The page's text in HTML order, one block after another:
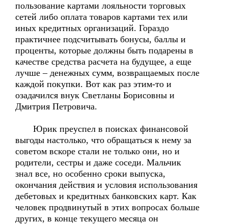
пользование картами лояльности торговых
сетей либо оплата товаров картами тех или
иных кредитных организаций. Гораздо
практичнее подсчитывать бонусы, баллы и
проценты, которые должны быть подарены в
качестве средства расчета на будущее, а еще
лучше – денежных сумм, возвращаемых после
каждой покупки. Вот как раз этим-то и
озадачился внук Светланы Борисовны и
Дмитрия Петровича.
Юрик преуспел в поисках финансовой
выгоды настолько, что обращаться к нему за
советом вскоре стали не только они, но и
родители, сестры и даже соседи. Мальчик
знал все, но особенно сроки выпуска,
окончания действия и условия использования
дебетовых и кредитных банковских карт. Как
человек продвинутый в этих вопросах больше
других, в конце текущего месяца он